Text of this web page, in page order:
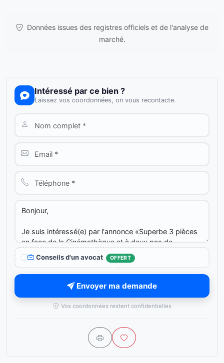
Données issues des registres officiels et de l'analyse de
marché.
Intéressé par ce bien ?
Laissez vos coordonnées, on vous recontacte.
Conseils d'un avocat OFFERT
Envoyer ma demande
Vos coordonnées restent confidentielles